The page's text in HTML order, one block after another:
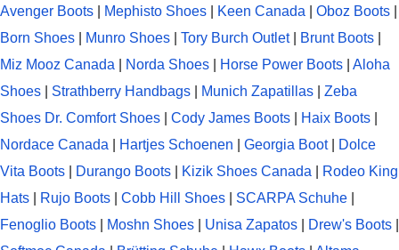
Avenger Boots Mephisto Shoes Keen Canada Oboz Boots
Born Shoes
Munro Shoes Tory Burch Outlet Brunt Boots
Miz Mooz Canada
Norda Shoes Horse Power Boots
Aloha
Shoes
Strathberry Handbags Munich Zapatillas
Zeba
Shoes Dr. Comfort Shoes Cody James Boots Haix Boots
Nordace Canada
Hartjes Schoenen Georgia Boot|
Dolce
Vita Boots
Durango Boots Kizik Shoes Canada
Rodeo King
Hats
Rujo Boots Cobb Hill Shoes SCARPA Schuhe
Fenoglio Boots
Moshn Shoes Unisa Zapatos Drew's Boots